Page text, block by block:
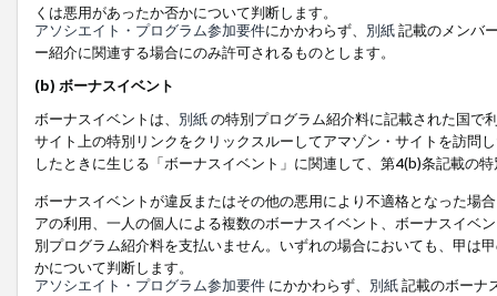
くは悪用があったか否かについて判断します。
アソシエイト・プログラム参加要件にかかわらず、 別紙記載のメンバ
ー紹介に関連する場合にのみ許可されるものとします。
(b) ボーナスイベント
ボーナスイベントは、 別紙の特別プログラム紹介料に記載された国で
サイト上の特別リンクをクリックスルーしてアマゾン・サイトを訪問
したときに生じる「ボーナスイベント」に関連して、第4(b)条記載の
ボーナスイベントが違反またはその他の悪用により不適格となった場
アの利用、一人の個人による複数のボーナスイベント、ボーナスイベ
別プログラム紹介料を支払いません。いずれの場合においても、甲は
かについて判断します。
アソシエイト・プログラム参加要件 にかかわらず、 別紙記載のボーナ